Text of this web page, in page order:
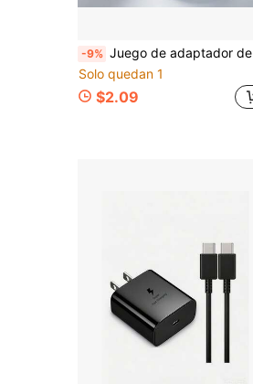
-9% Juego de adaptador de carga rápida de 20W, cable de datos de carga rápida Tipo C a Lightning de 3.3 pies/100 cm, juego de cargador compatible con iPhone 14/13/12/11 Pro Max Plus/8/7/iPod
Solo quedan 1
$2.09